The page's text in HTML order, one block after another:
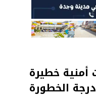
أمنية خطيرة
الخطورة